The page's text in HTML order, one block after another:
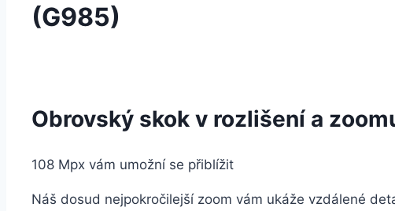
(G985)
Obrovský skok v rozlišení a
108 Mpx vám umožní se přiblížit
Náš dosud nejpokročilejší zoom vám ukáže vzdálené